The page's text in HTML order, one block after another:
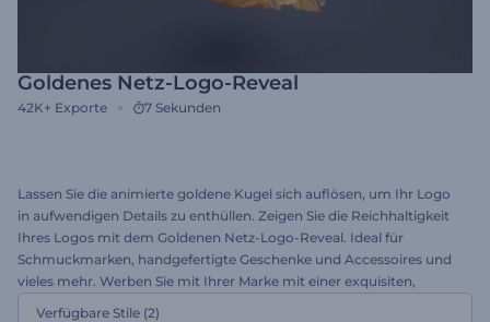
Goldenes Netz-Logo-Reveal
42K+ Exporte 7 Sekunden
Lassen Sie die animierte goldene Kugel sich auflösen, um Ihr Logo
in aufwendigen Details zu enthüllen. Zeigen Sie die Reichhaltigkeit
Ihres Logos mit dem Goldenen Netz-Logo-Reveal. Ideal für
Schmuckmarken, handgefertigte Geschenke und Accessoires und
vieles mehr. Werben Sie mit Ihrer Marke mit einer exquisiten,
Verfügbare Stile (2)